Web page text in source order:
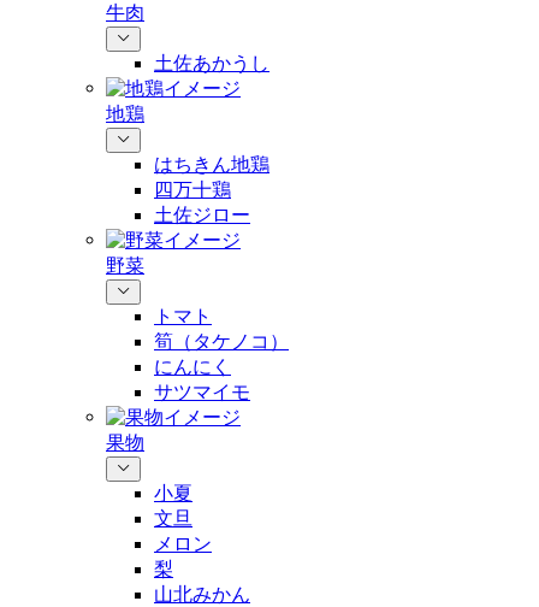
牛肉
土佐あかうし
地鶏
はちきん地鶏
四万十鶏
土佐ジロー
野菜
トマト
筍（タケノコ）
にんにく
サツマイモ
果物
小夏
文旦
メロン
梨
山北みかん